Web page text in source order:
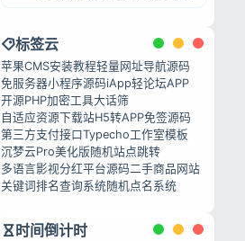
标签云
苹果CMS安装教程轻量网址导航源码
免服务器小程序源码iApp轻论坛APP
开源PHP加密工具大话筛
自适应资源下载站H5转APP免签源码
第三方支付接口Typecho工作室模板
沉梦云Pro美化版随机站点跳转
多语言影视分红平台源码二手商品网站
关键词排名查询系统随机点名系统
时间倒计时